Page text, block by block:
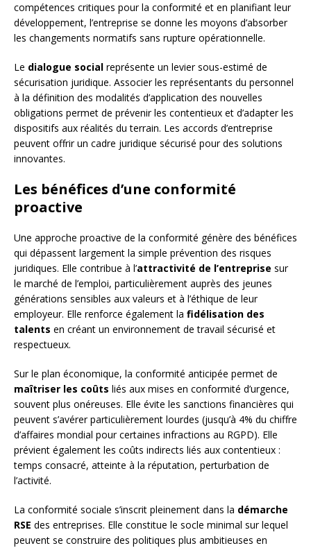
compétences critiques pour la conformité et en planifiant leur
développement, l’entreprise se donne les moyons d’absorber
les changements normatifs sans rupture opérationnelle.
Le dialogue social représente un levier sous-estimé de
sécurisation juridique. Associer les représentants du personnel
à la définition des modalités d’application des nouvelles
obligations permet de prévenir les contentieux et d’adapter les
dispositifs aux réalités du terrain. Les accords d’entreprise
peuvent offrir un cadre juridique sécurisé pour des solutions
innovantes.
Les bénéfices d’une conformité
proactive
Une approche proactive de la conformité génère des bénéfices
qui dépassent largement la simple prévention des risques
juridiques. Elle contribue à l’attractivité de l’entreprise sur
le marché de l’emploi, particulièrement auprès des jeunes
générations sensibles aux valeurs et à l’éthique de leur
employeur. Elle renforce également la fidélisation des
talents en créant un environnement de travail sécurisé et
respectueux.
Sur le plan économique, la conformité anticipée permet de
maîtriser les coûts liés aux mises en conformité d’urgence,
souvent plus onéreuses. Elle évite les sanctions financières qui
peuvent s’avérer particulièrement lourdes (jusqu’à 4% du chiffre
d’affaires mondial pour certaines infractions au RGPD). Elle
prévient également les coûts indirects liés aux contentieux :
temps consacré, atteinte à la réputation, perturbation de
l’activité.
La conformité sociale s’inscrit pleinement dans la démarche
RSE des entreprises. Elle constitue le socle minimal sur lequel
peuvent se construire des politiques plus ambitieuses en